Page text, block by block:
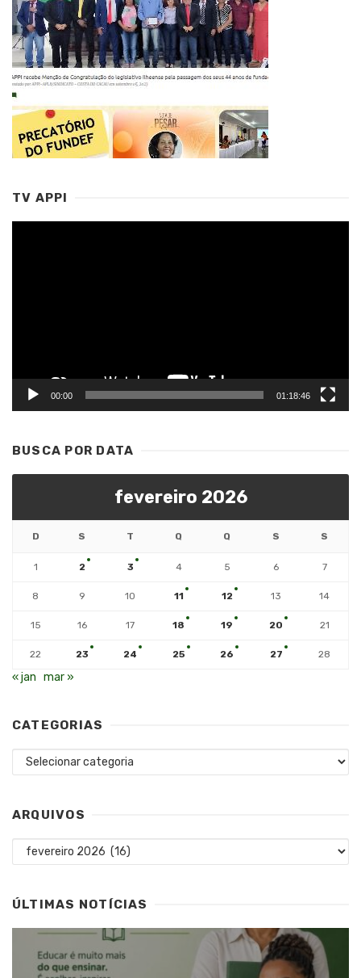
TV APPI
00:00 01:18:46
BUSCA POR DATA
fevereiro 2026
D S T Q Q S S
1 2 3 4 5 6 7
8 9 10 11 12 13 14
15 16 17 18 19 20 21
22 23 24 25 26 27 28
« jan mar »
CATEGORIAS
Categorias
ARQUIVOS
Arquivos
ÚLTIMAS NOTÍCIAS